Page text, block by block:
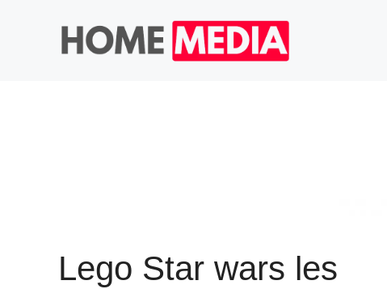
Lego Star wars les